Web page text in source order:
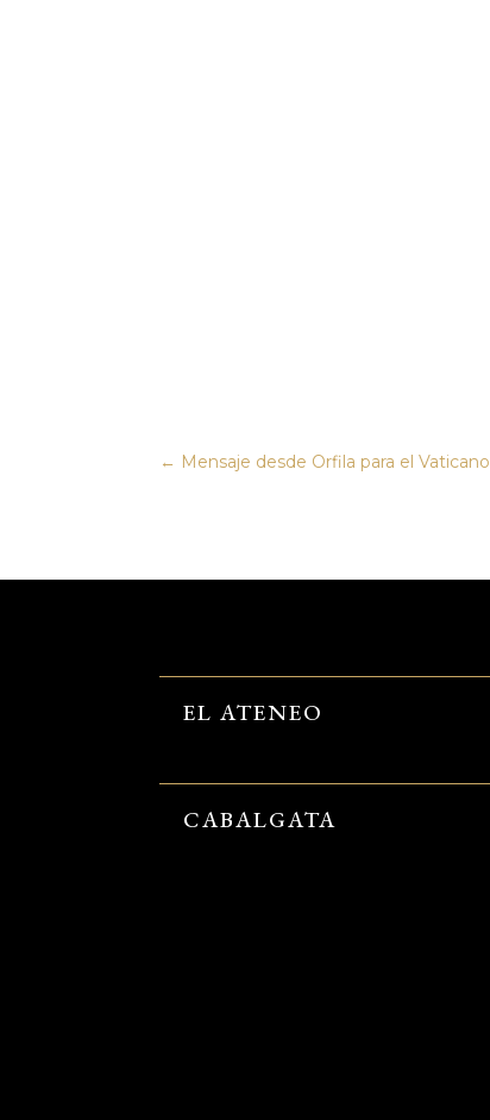
← Mensaje desde Orfila para el Vaticano
EL ATENEO
CABALGATA